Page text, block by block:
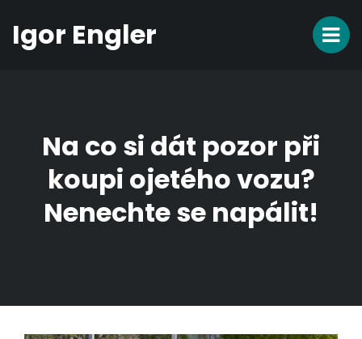
Igor Engler
Na co si dát pozor při
koupi ojetého vozu?
Nenechte se napálit!